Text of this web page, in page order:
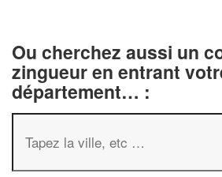
Ou cherchez aussi un
zingueur en entrant
département… :